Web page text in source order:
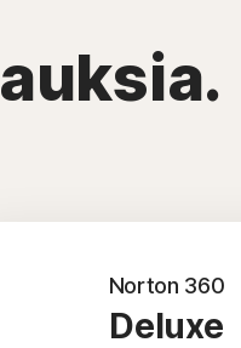
Norton 360
Deluxe